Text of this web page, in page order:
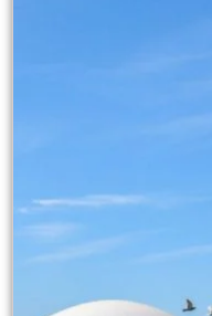
Pais
Pais